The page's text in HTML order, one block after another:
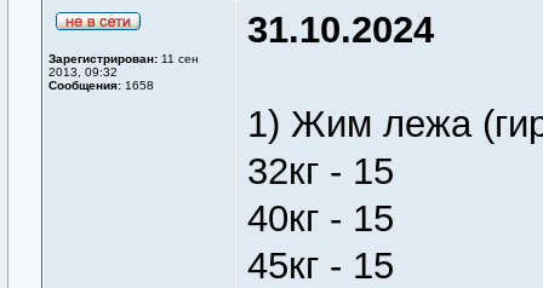
Зарегистрирован: 11 сен
2013, 09:32
Сообщения: 1658
31.10.2024
1) Жим лежа
32кг - 15
40кг - 15
45кг - 15